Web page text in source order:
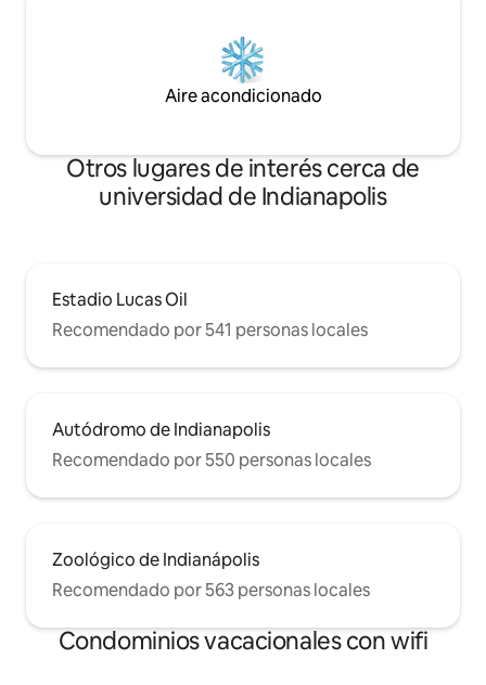
Aire acondicionado
Otros lugares de interés cerca de
universidad de Indianapolis
Estadio Lucas Oil
Recomendado por 541 personas locales
Autódromo de Indianapolis
Recomendado por 550 personas locales
Zoológico de Indianápolis
Recomendado por 563 personas locales
Condominios vacacionales con wifi